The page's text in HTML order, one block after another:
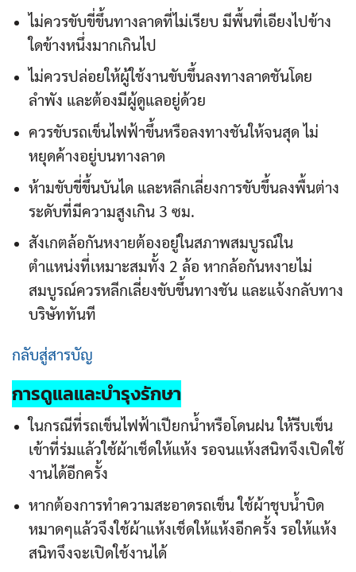
ไม่ควรขับขี่ขึ้นทางลาดที่ไม่เรียบ มีพื้นที่เอียงไปข้าง
ใดข้างหนึ่งมากเกินไป
ไม่ควรปล่อยให้ผู้ใช้งานขับขึ้นลงทางลาดชันโดย
ลำพัง และต้องมีผู้ดูแลอยู่ด้วย
ควรขับรถเข็นไฟฟ้าขึ้นหรือลงทางชันให้จนสุด ไม่
หยุดค้างอยู่บนทางลาด
ห้ามขับขี่ขึ้นบันได และหลีกเลี่ยงการขับขึ้นลงพื้นต่าง
ระดับที่มีความสูงเกิน 3 ซม.
สังเกตล้อกันหงายต้องอยู่ในสภาพสมบูรณ์ใน
ตำแหน่งที่เหมาะสมทั้ง 2 ล้อ หากล้อกันหงายไม่
สมบูรณ์ควรหลีกเลี่ยงขับขึ้นทางชัน และแจ้งกลับทาง
บริษัททันที
กลับสู่สารบัญ
การดูแลและบำรุงรักษา
ในกรณีที่รถเข็นไฟฟ้าเปียกน้ำหรือโดนฝน ให้รีบเข็น
เข้าที่ร่มแล้วใช้ผ้าเช็ดให้แห้ง รอจนแห้งสนิทจึงเปิดใช้
งานได้อีกครั้ง
หากต้องการทำความสะอาดรถเข็น ใช้ผ้าชุบน้ำบิด
หมาดๆแล้วจึงใช้ผ้าแห้งเช็ดให้แห้งอีกครั้ง รอให้แห้ง
สนิทจึงจะเปิดใช้งานได้